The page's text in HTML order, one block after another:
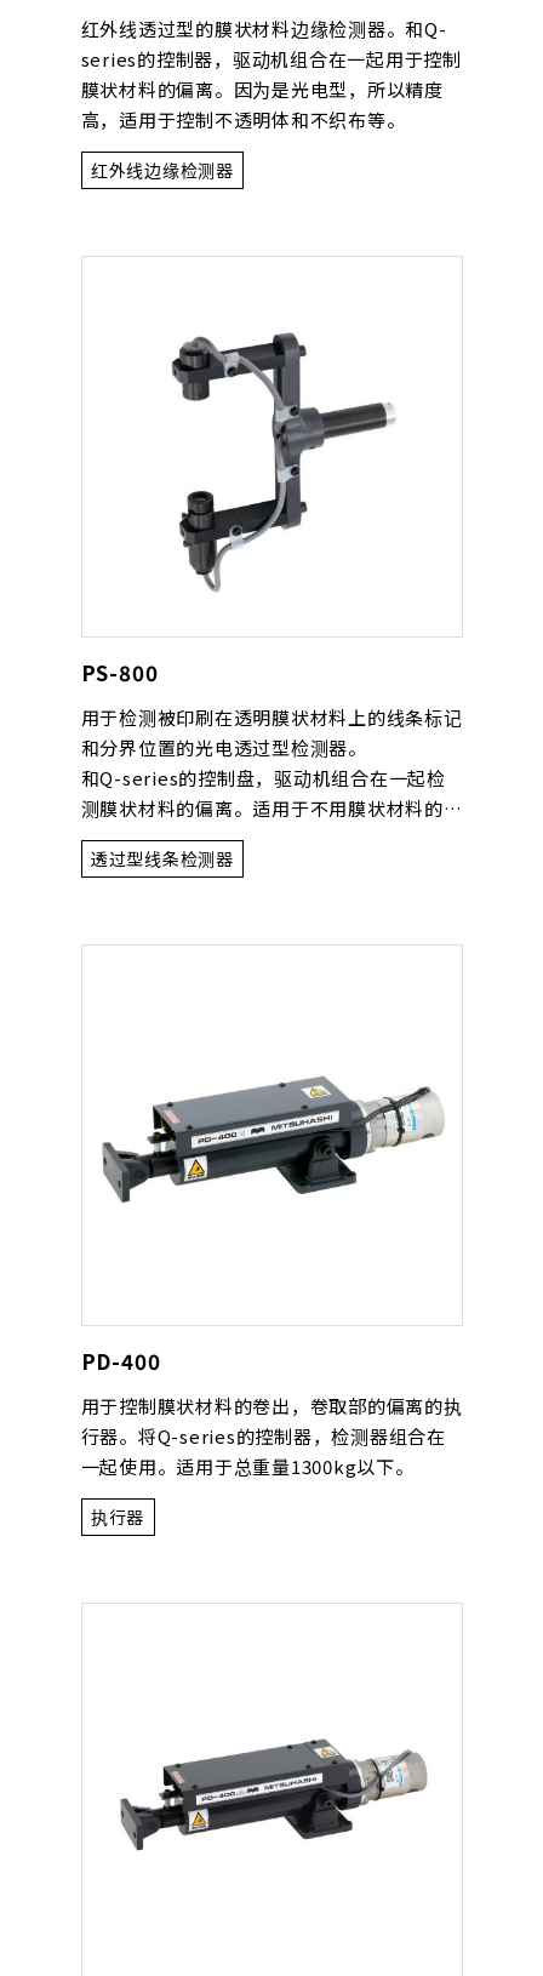
红外线透过型的膜状材料边缘检测器。和Q-
series的控制器，驱动机组合在一起用于控制
膜状材料的偏离。因为是光电型，所以精度
高，适用于控制不透明体和不织布等。
红外线边缘检测器
PS-800
用于检测被印刷在透明膜状材料上的线条标记
和分界位置的光电透过型检测器。
和Q-series的控制盘，驱动机组合在一起检
测膜状材料的偏离。适用于不用膜状材料的边
缘基准而用印刷基准来控制的应用。
透过型线条检测器
PD-400
用于控制膜状材料的卷出，卷取部的偏离的执
行器。将Q-series的控制器，检测器组合在
一起使用。适用于总重量1300kg以下。
执行器